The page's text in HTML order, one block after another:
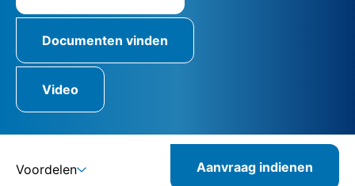
Documenten vinden
Video
Voordelen Aanvraag indienen